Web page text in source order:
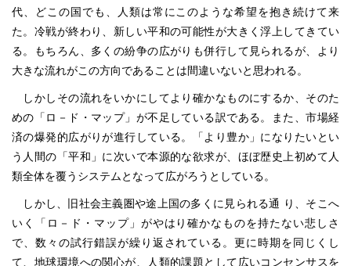
代、どこの国でも、人類は常にこのような希望を抱き続けて来
た。冷戦が終わり、新しい平和の可能性が大きく浮上してきてい
る。もちろん、多くの紛争の広がりも併行して見られるが、より
大きな流れがこの方向であることは間違いないと思われる。
しかしその流れをいかにしてより確かなものにするか、そのた
めの「ロ－ド・マップ」が不足している訳である。また、市場経
済の爆発的広がりが進行している。「より豊か」になりたいとい
う人間の「平和」に次いで本源的な欲求が、ほぼ歴史上初めて人
類全体を覆うシステムとなって広がろうとしている。
しかし、旧社会主義圏や途上国の多くに見られる通 り、そこへ
いく「ロ－ド・マップ」がやはり確かなものを持たない悲しさ
で、数々の試行錯誤が繰り返されている。更に時期を同じくし
て、地球環境への関心が、人類的課題として広いコンセンサスを